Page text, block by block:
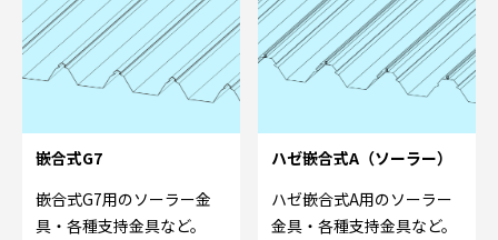
嵌合式G7
嵌合式G7用のソーラー金
具・各種支持金具など。
ハゼ嵌合式A（ソーラー）
ハゼ嵌合式A用のソーラー
金具・各種支持金具など。